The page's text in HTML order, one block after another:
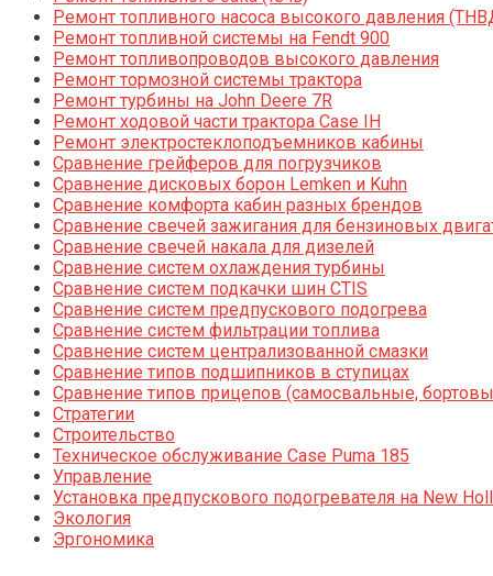
Ремонт топливного насоса высокого давления
Ремонт топливной системы на Fendt 900
Ремонт топливопроводов высокого давления
Ремонт тормозной системы трактора
Ремонт турбины на John Deere 7R
Ремонт ходовой части трактора Case IH
Ремонт электростеклоподъемников кабины
Сравнение грейферов для погрузчиков
Сравнение дисковых борон Lemken и Kuhn
Сравнение комфорта кабин разных брендов
Сравнение свечей зажигания для бензиновых
Сравнение свечей накала для дизелей
Сравнение систем охлаждения турбины
Сравнение систем подкачки шин CTIS
Сравнение систем предпускового подогрева
Сравнение систем фильтрации топлива
Сравнение систем централизованной смазки
Сравнение типов подшипников в ступицах
Сравнение типов прицепов (самосвальные,
Стратегии
Строительство
Техническое обслуживание Case Puma 185
Управление
Установка предпускового подогревателя на New
Экология
Эргономика